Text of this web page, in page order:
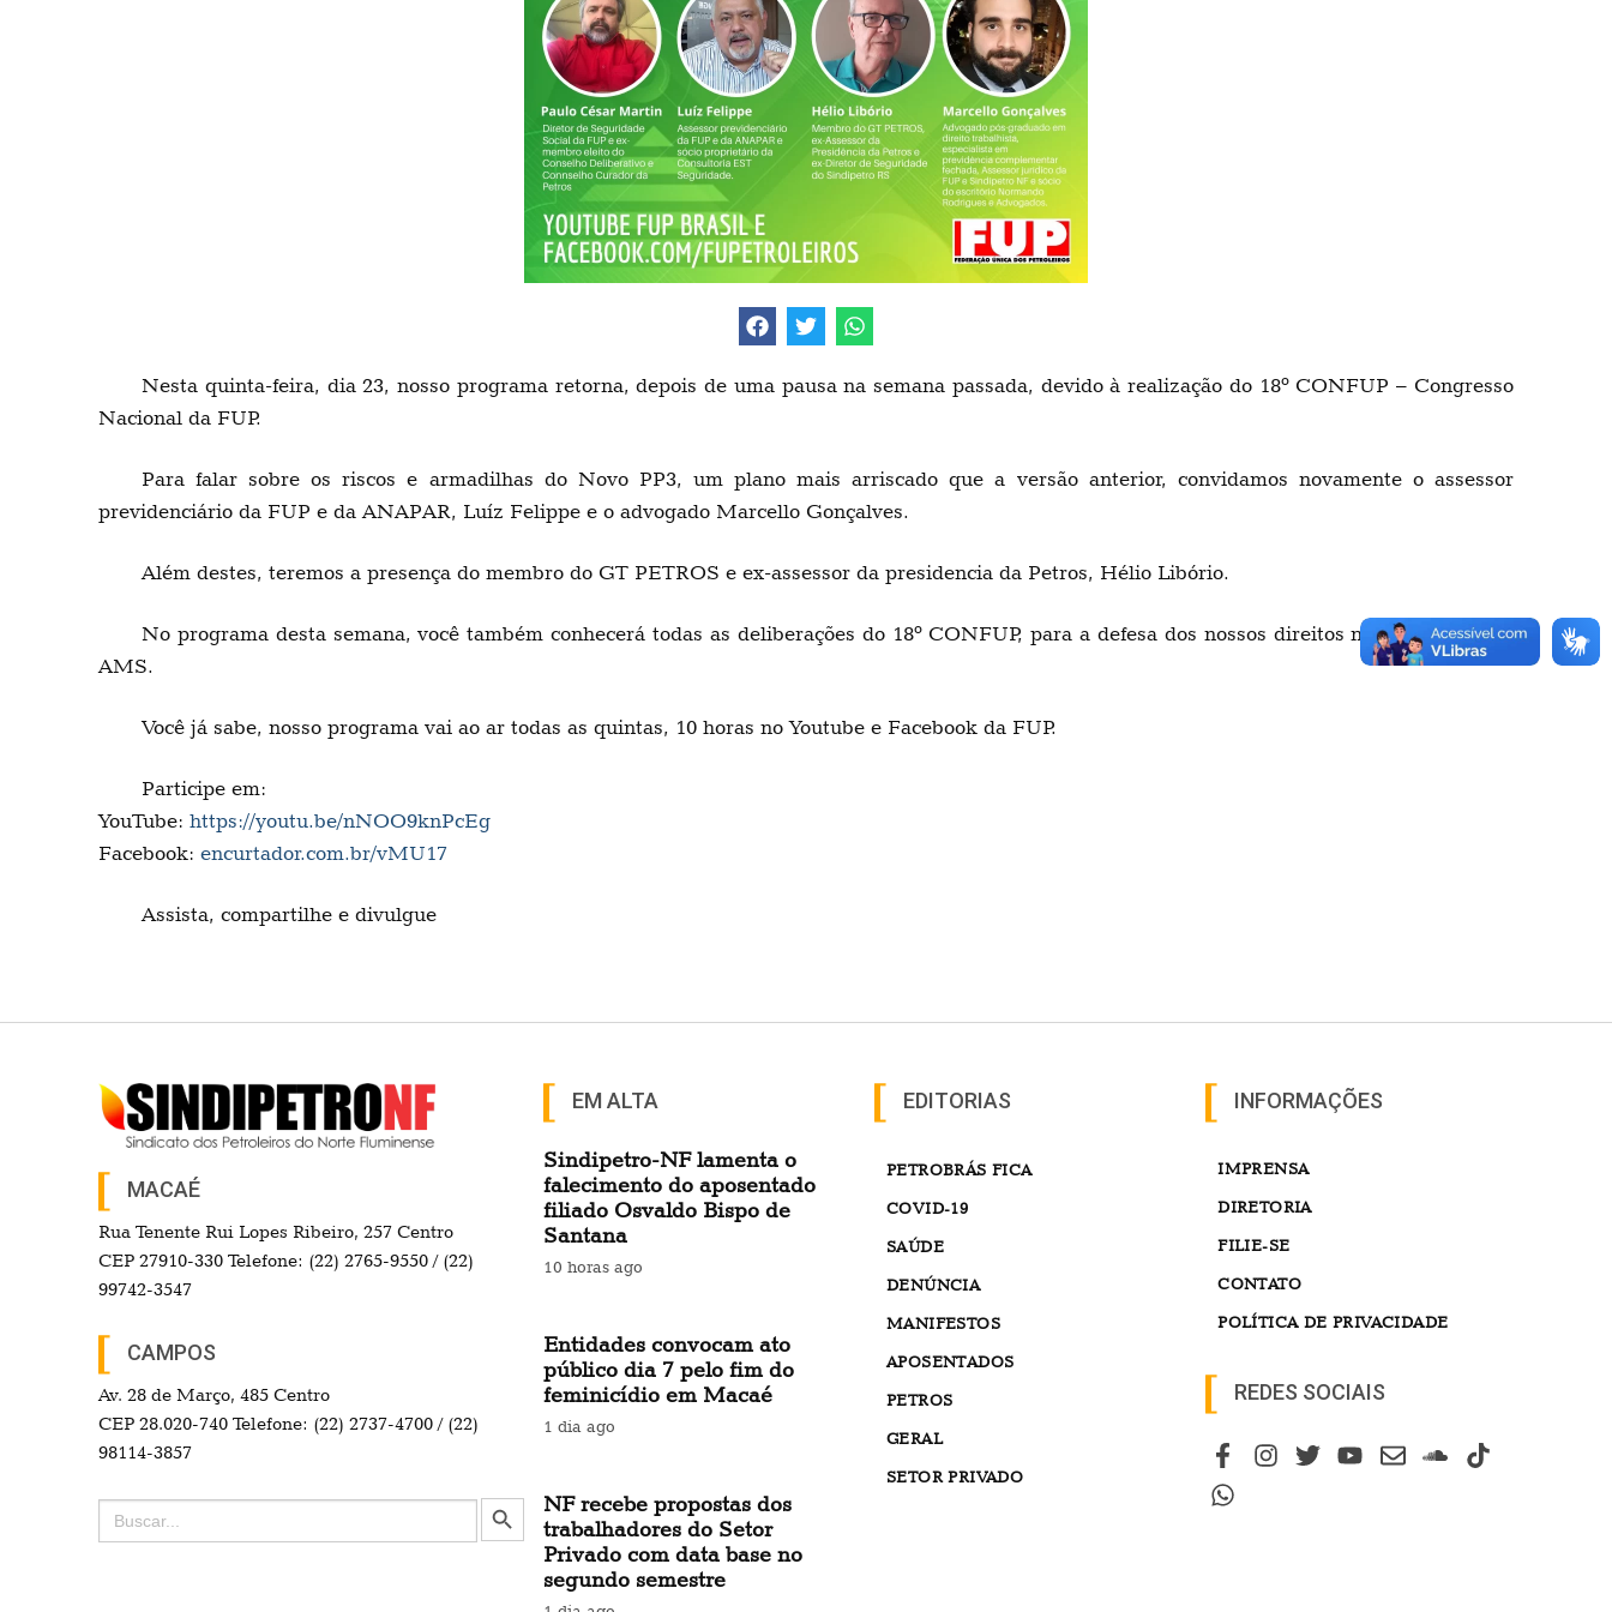
Nesta quinta-feira, dia 23, nosso programa retorna, depois de uma pausa na semana passada, devido à realização do 18º CONFUP – Congresso
Nacional da FUP.
Para falar sobre os riscos e armadilhas do Novo PP3, um plano mais arriscado que a versão anterior, convidamos novamente o assessor
previdenciário da FUP e da ANAPAR, Luíz Felippe e o advogado Marcello Gonçalves.
Além destes, teremos a presença do membro do GT PETROS e ex-assessor da presidencia da Petros, Hélio Libório.
No programa desta semana, você também conhecerá todas as deliberações do 18º CONFUP, para a defesa dos nossos direitos na PETROS e na
AMS.
Você já sabe, nosso programa vai ao ar todas as quintas, 10 horas no Youtube e Facebook da FUP.
Participe em:
YouTube: https://youtu.be/nNOO9knPcEg
Facebook: encurtador.com.br/vMU17
Assista, compartilhe e divulgue
MACAÉ
Rua Tenente Rui Lopes Ribeiro, 257 Centro
CEP 27910-330 Telefone: (22) 2765-9550 / (22)
99742-3547
CAMPOS
Av. 28 de Março, 485 Centro
CEP 28.020-740 Telefone: (22) 2737-4700 / (22)
98114-3857
Search
for:
Search Button
EM ALTA
Sindipetro-NF lamenta o
falecimento do aposentado
filiado Osvaldo Bispo de
Santana
10 horas ago
Entidades convocam ato
público dia 7 pelo fim do
feminicídio em Macaé
1 dia ago
NF recebe propostas dos
trabalhadores do Setor
Privado com data base no
segundo semestre
EDITORIAS
PETROBRÁS FICA
COVID-19
SAÚDE
DENÚNCIA
MANIFESTOS
APOSENTADOS
PETROS
GERAL
SETOR PRIVADO
INFORMAÇÕES
IMPRENSA
DIRETORIA
FILIE-SE
CONTATO
POLÍTICA DE PRIVACIDADE
REDES SOCIAIS